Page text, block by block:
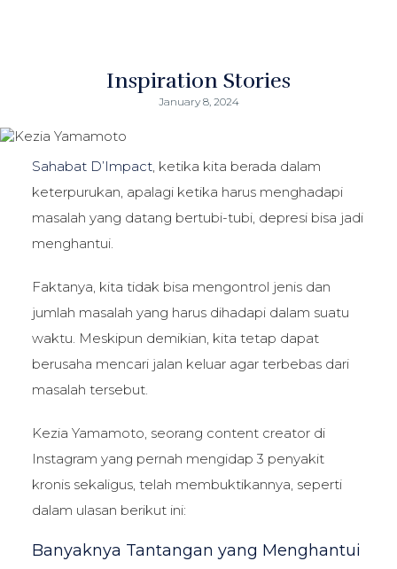
Inspiration Stories
January 8, 2024
Sahabat D’Impact, ketika kita berada dalam
keterpurukan, apalagi ketika harus menghadapi
masalah yang datang bertubi-tubi, depresi bisa jadi
menghantui.
Faktanya, kita tidak bisa mengontrol jenis dan
jumlah masalah yang harus dihadapi dalam suatu
waktu. Meskipun demikian, kita tetap dapat
berusaha mencari jalan keluar agar terbebas dari
masalah tersebut.
Kezia Yamamoto, seorang content creator di
Instagram yang pernah mengidap 3 penyakit
kronis sekaligus, telah membuktikannya, seperti
dalam ulasan berikut ini:
Banyaknya Tantangan yang Menghantui